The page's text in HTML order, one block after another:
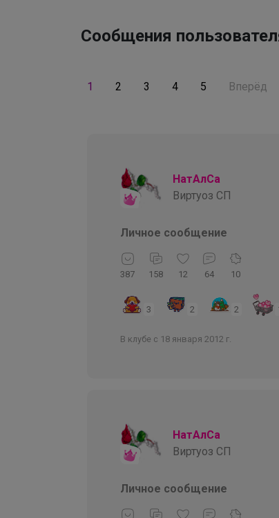
Сообщения
1 2 3 4 5 Вперёд
НатАлСа
Виртуоз СП
Личное сообщение
387 158 12 64 10
3 2 2
В клубе с 18 января 2012 г.
НатАлСа
Виртуоз СП
Личное сообщение